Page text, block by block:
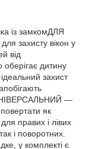
із замкомДЛЯ
захисту вікон у
від
оберігає дитину
захист
УНІВЕРСАЛЬНИЙ —
як
правих і лівих
і поворотних.
у комплекті є